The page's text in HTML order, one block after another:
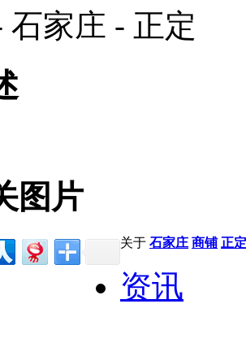
石家庄 - 正定
图片
关于 石家庄 商铺 正
资讯